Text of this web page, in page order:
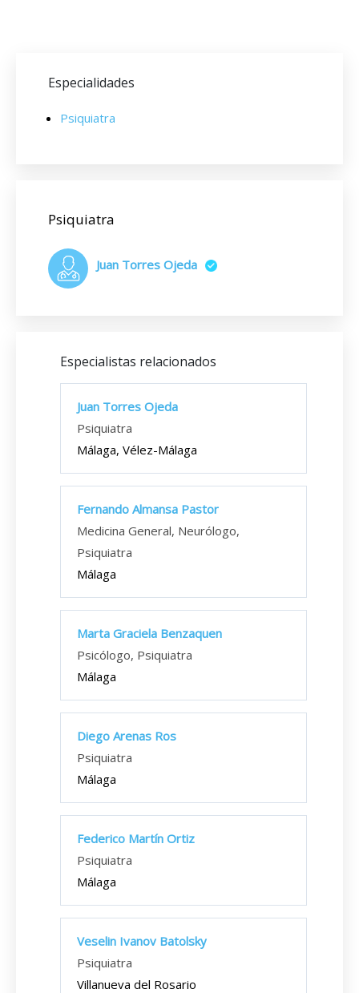
Especialidades
Psiquiatra
Psiquiatra
Juan Torres Ojeda
Especialistas relacionados
Juan Torres Ojeda
Psiquiatra
Málaga, Vélez-Málaga
Fernando Almansa Pastor
Medicina General, Neurólogo,
Psiquiatra
Málaga
Marta Graciela Benzaquen
Psicólogo, Psiquiatra
Málaga
Diego Arenas Ros
Psiquiatra
Málaga
Federico Martín Ortiz
Psiquiatra
Málaga
Veselin Ivanov Batolsky
Psiquiatra
Villanueva del Rosario